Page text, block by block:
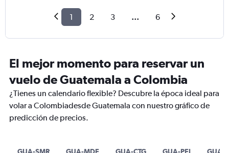
1 2 3 ... 6
El mejor momento para reservar un
vuelo de Guatemala a Colombia
¿Tienes un calendario flexible? Descubre la época ideal para
volar a Colombiadesde Guatemala con nuestro gráfico de
predicción de precios.